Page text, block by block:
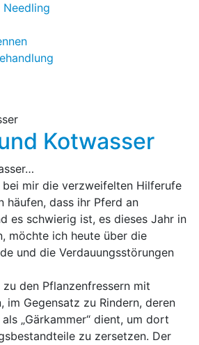
Needling
Kotwasser
mir die verzweifelten Hilferufe
häufen, dass ihr Pferd an
es schwierig ist, es dieses Jahr in
möchte ich heute über die
und die Verdauungsstörungen
den Pflanzenfressern mit
im Gegensatz zu Rindern, deren
„Gärkammer“ dient, um dort
zu zersetzen. Der